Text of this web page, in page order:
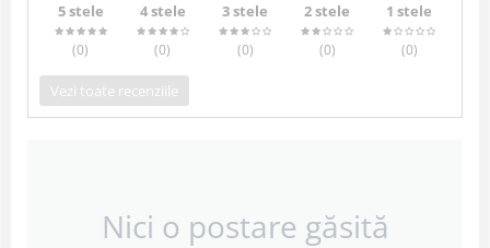
5 stele
(0)
4 stele
(0)
3 stele
(0)
2 stele
(0)
1 stele
(0)
Vezi toate recenziile
Nici o postare găsită